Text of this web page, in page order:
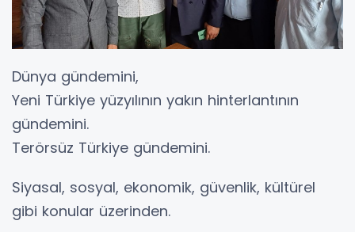
Dünya gündemini,
Yeni Türkiye yüzyılının yakın hinterlantının
gündemini.
Terörsüz Türkiye gündemini.
Siyasal, sosyal, ekonomik, güvenlik, kültürel
gibi konular üzerinden.